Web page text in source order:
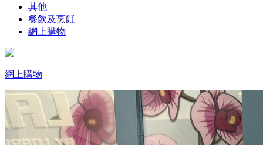
其他
餐飲及烹飪
網上購物
網上購物